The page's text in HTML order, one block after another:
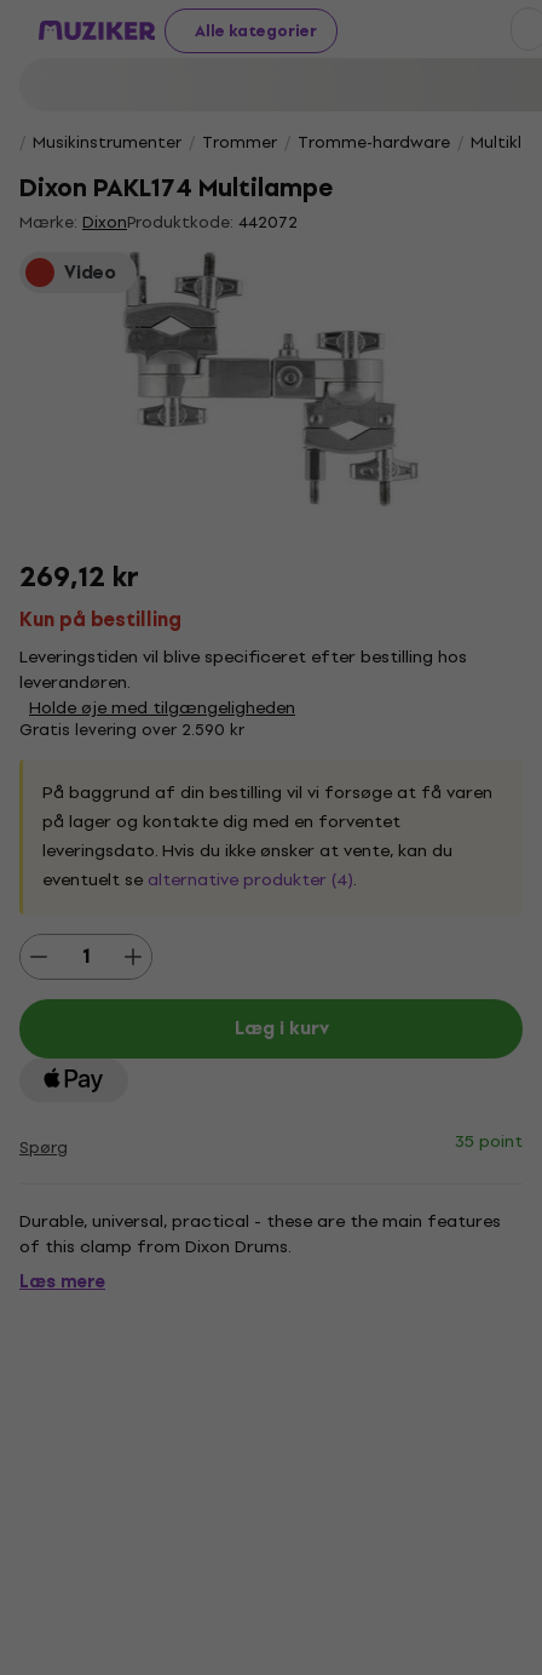
Alle kategorier
Musikinstrumenter Trommer Tromme-hardware
Dixon PAKL174 Multilampe
Mærke: DixonProduktkode: 442072
Video
269,12 kr
Kun på bestilling
Leveringstiden vil blive specificeret efter bestilling hos
leverandøren.
Holde øje med tilgængeligheden
Gratis levering over 2.590 kr
På baggrund af din bestilling vil vi forsøge at få varen
på lager og kontakte dig med en forventet
leveringsdato. Hvis du ikke ønsker at vente, kan du
eventuelt se alternative produkter (4).
Læg i kurv
Spørg 35 point
Durable, universal, practical - these are the main features
of this clamp from Dixon Drums.
Læs mere